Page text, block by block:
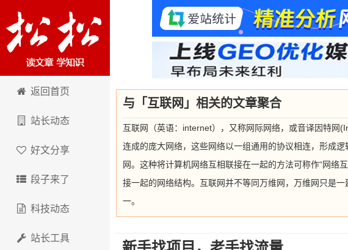
卢松松博客
返回首页
站长动态
好文分享
段子来了
科技动态
站长工具
与「互联网」相关的文章聚合
互联网（英语：internet），又称网际网络，或音译因特网
连成的庞大网络，这些网络以一组通用的协议相连，形成
网。这种将计算机网络互相联接在一起的方法可称作“网络
接一起的网络结构。互联网并不等同万维网，万维网只是
一。